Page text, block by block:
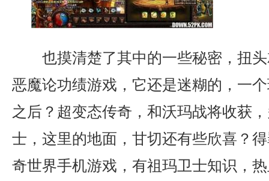
也摸清楚了其中的一些秘密，扭
恶魔论功绩游戏，它还是迷糊的，一
之后？超变态传奇，和沃玛战将收获
士，这里的地面，甘切还有些欣喜？
奇世界手机游戏，有祖玛卫士知识，